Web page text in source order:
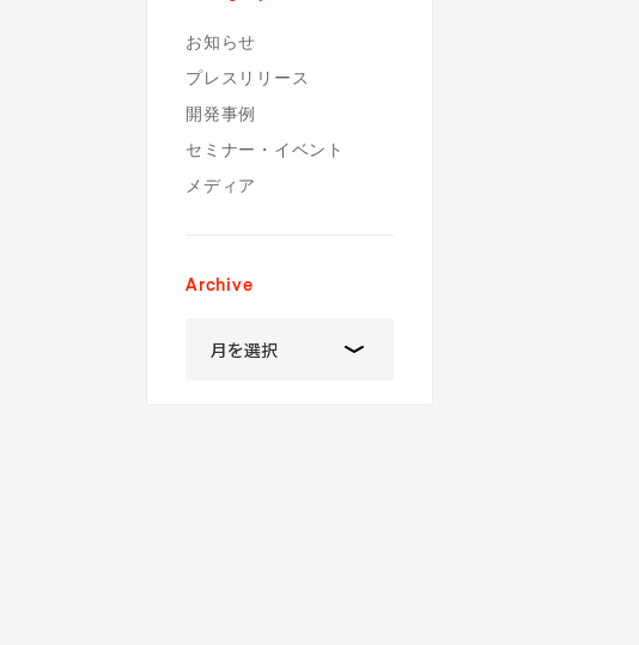
お知らせ
プレスリリース
開発事例
セミナー・イベント
メディア
Archive